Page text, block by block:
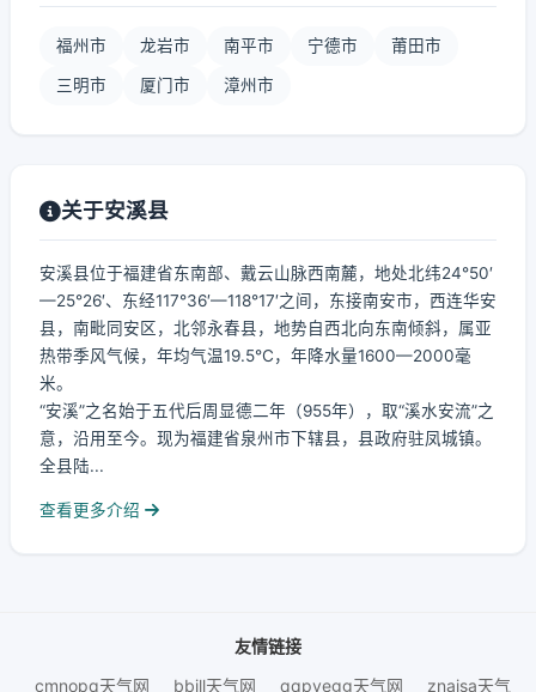
福州市 龙岩市 南平市 宁德市 莆田市
三明市 厦门市 漳州市
关于安溪县
安溪县位于福建省东南部、戴云山脉西南麓，地处北纬24°50′
—25°26′、东经117°36′—118°17′之间，东接南安市，西连华安
县，南毗同安区，北邻永春县，地势自西北向东南倾斜，属亚
热带季风气候，年均气温19.5℃，年降水量1600—2000毫
米。
“安溪”之名始于五代后周显德二年（955年），取“溪水安流”之
意，沿用至今。现为福建省泉州市下辖县，县政府驻凤城镇。
全县陆...
查看更多介绍
友情链接
cmnopq天气网
bbjll天气网 qqpyegg天气网 znaisa天气